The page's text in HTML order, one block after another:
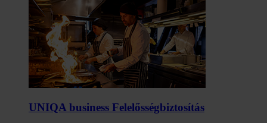
UNIQA business Felelősség­biztosítás